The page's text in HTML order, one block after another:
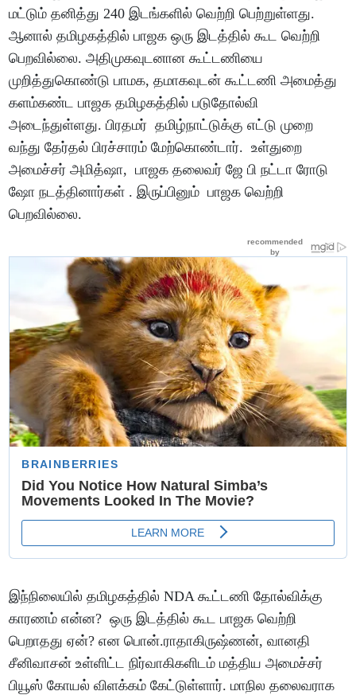
மட்டும் தனித்து 240 இடங்களில் வெற்றி பெற்றுள்ளது.
ஆனால் தமிழகத்தில் பாஜக ஒரு இடத்தில் கூட வெற்றி
பெறவில்லை. அதிமுகவுடனான கூட்டணியை
முறித்துகொண்டு பாமக, தமாகவுடன் கூட்டணி அமைத்து
களம்கண்ட பாஜக தமிழகத்தில் படுதோல்வி
அடைந்துள்ளது. பிரதமர் தமிழ்நாட்டுக்கு எட்டு முறை
வந்து தேர்தல் பிரச்சாரம் மேற்கொண்டார். உள்துறை
அமைச்சர் அமித்ஷா, பாஜக தலைவர் ஜே பி நட்டா ரோடு
ஷோ நடத்தினார்கள் . இருப்பினும் பாஜக வெற்றி
பெறவில்லை.
இந்நிலையில் தமிழகத்தில் NDA கூட்டணி தோல்விக்கு
காரணம் என்ன? ஒரு இடத்தில் கூட பாஜக வெற்றி
பெறாதது ஏன்? என பொன்.ராதாகிருஷ்ணன், வானதி
சீனிவாசன் உள்ளிட்ட நிர்வாகிகளிடம் மத்திய அமைச்சர்
பியூஸ் கோயல் விளக்கம் கேட்டுள்ளார். மாநில தலைவராக